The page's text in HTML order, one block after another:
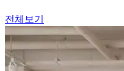
전체보기